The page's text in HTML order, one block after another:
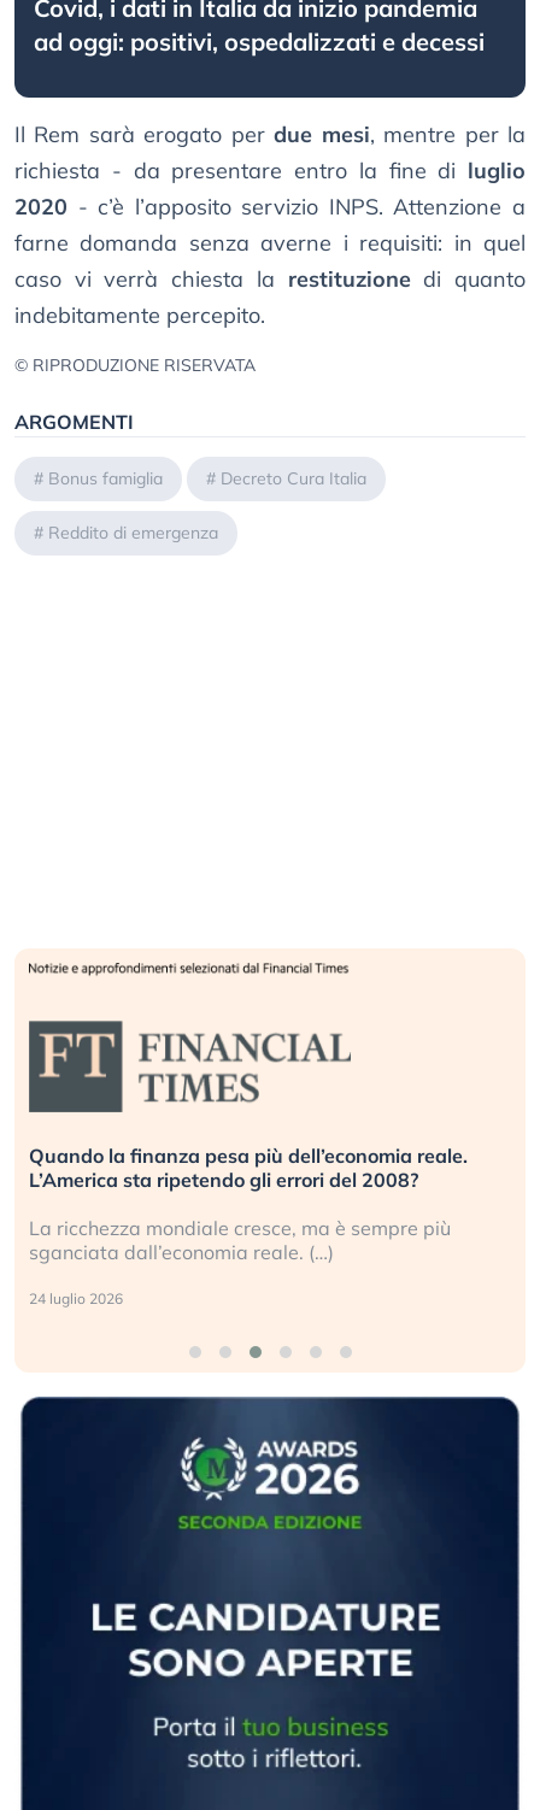
Covid, i dati in Italia da inizio pandemia
ad oggi: positivi, ospedalizzati e decessi
Il Rem sarà erogato perdue mesi, mentre per la
richiesta - da presentare entro la fine di luglio
2020 - c’è l’apposito servizio INPS. Attenzione a
farne domanda senza averne i requisiti: in quel
caso vi verrà chiesta la restituzionedi quanto
indebitamente percepito.
© RIPRODUZIONE RISERVATA
ARGOMENTI
# Bonus famiglia # Decreto Cura Italia
# Reddito di emergenza
Quando la finanza pesa più dell’economia reale.
L’America sta ripetendo gli errori del 2008?
La ricchezza mondiale cresce, ma è sempre più
sganciata dall’economia reale. (…)
24 luglio 2026